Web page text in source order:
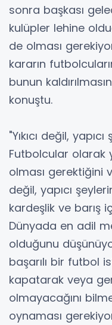
sonra başkası
kulüpler lehine
de olması
kararın
bunun
konuştu.
"Yıkıcı değil,
Futbolcular olarak
olması gerektiğini
değil, yapıcı
kardeşlik ve barış
Dünyada en adil
olduğunu
başarılı bir futbol
kapatarak veya
olmayacağını
oynaması